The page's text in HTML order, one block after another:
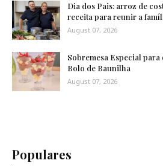
Dia dos Pais: arroz de
receita para reunir a
August 07, 2026
Sobremesa Especial para
Bolo de Baunilha
August 07, 2026
Populares